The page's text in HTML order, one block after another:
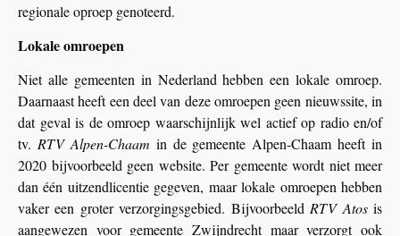
regionale oproep genoteerd.
Lokale omroepen
Niet alle gemeenten in Nederland hebben een lokale omroep.
Daarnaast heeft een deel van deze omroepen geen nieuwssite, in
dat geval is de omroep waarschijnlijk wel actief op radio en/of
tv. RTV Alpen-Chaam in de gemeente Alpen-Chaam heeft in
2020 bijvoorbeeld geen website. Per gemeente wordt niet meer
dan één uitzendlicentie gegeven, maar lokale omroepen hebben
vaker een groter verzorgingsgebied. BijvoorbeeldRTV Atosis
aangewezen voor gemeente Zwijndrecht maar verzorgt ook